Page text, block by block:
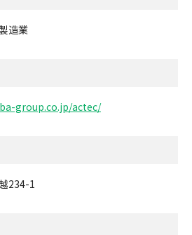
造業
group.co.jp/actec/
234-1